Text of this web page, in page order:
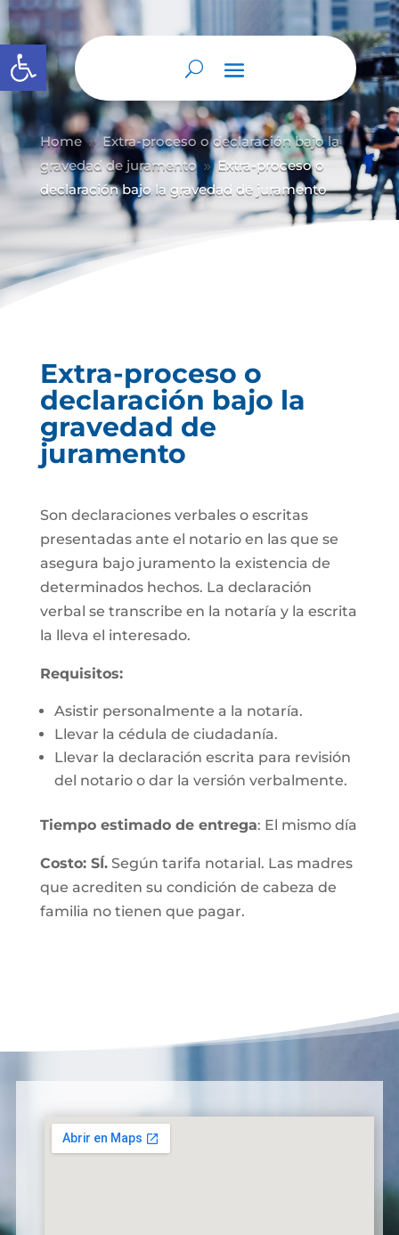
Abrir barra de herramientas
Home 9 Extra-proceso o declaración bajo la
gravedad de juramento 9 Extra-proceso o
declaración bajo la gravedad de juramento
Extra-proceso o
declaración bajo la
gravedad de
juramento
Son declaraciones verbales o escritas
presentadas ante el notario en las que se
asegura bajo juramento la existencia de
determinados hechos. La declaración
verbal se transcribe en la notaría y la escrita
la lleva el interesado.
Requisitos:
Asistir personalmente a la notaría.
Llevar la cédula de ciudadanía.
Llevar la declaración escrita para revisión
del notario o dar la versión verbalmente.
Tiempo estimado de entrega: El mismo día
Costo: SÍ.Según tarifa notarial. Las madres
que acrediten su condición de cabeza de
familia no tienen que pagar.